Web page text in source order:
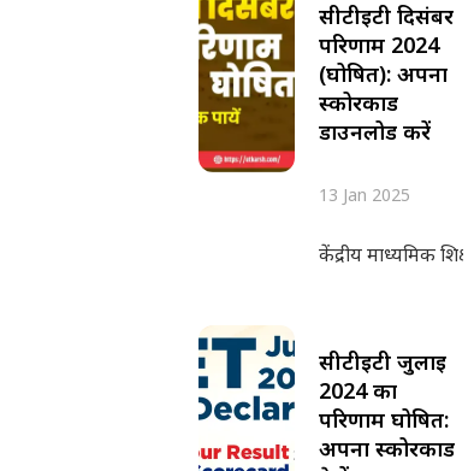
सीटीईटी दिसंबर
परिणाम 2024
(घोषित): अपना
स्कोरकार्ड
डाउनलोड करें
13 Jan 2025
केंद्रीय माध्यमिक
सीटीईटी जुलाई
2024 का
परिणाम घोषित:
अपना स्कोरकार्ड